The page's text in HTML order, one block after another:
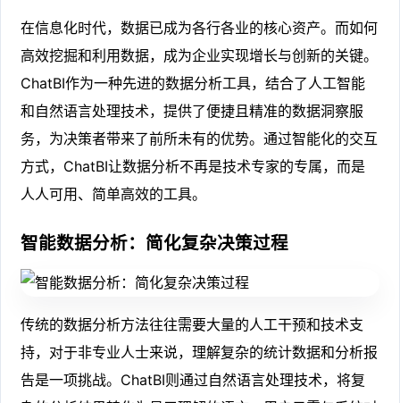
在信息化时代，数据已成为各行各业的核心资产。而如何
高效挖掘和利用数据，成为企业实现增长与创新的关键。
ChatBI作为一种先进的数据分析工具，结合了人工智能
和自然语言处理技术，提供了便捷且精准的数据洞察服
务，为决策者带来了前所未有的优势。通过智能化的交互
方式，ChatBI让数据分析不再是技术专家的专属，而是
人人可用、简单高效的工具。
智能数据分析：简化复杂决策过程
传统的数据分析方法往往需要大量的人工干预和技术支
持，对于非专业人士来说，理解复杂的统计数据和分析报
告是一项挑战。ChatBI则通过自然语言处理技术，将复